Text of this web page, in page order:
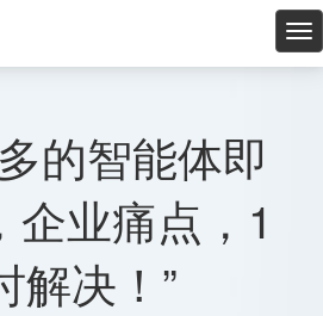
星
的智能体即
企业痛点，1
解决！”